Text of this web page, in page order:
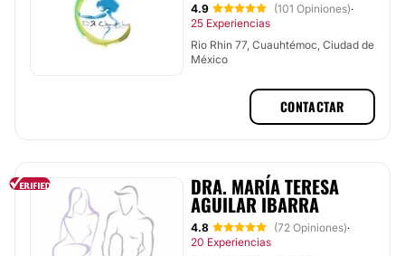
4.9 (101 Opiniones)·
25 Experiencias
Rio Rhin 77, Cuauhtémoc, Ciudad de
México
CONTACTAR
DRA. MARÍA TERESA
AGUILAR IBARRA
4.8 (72 Opiniones)·
20 Experiencias